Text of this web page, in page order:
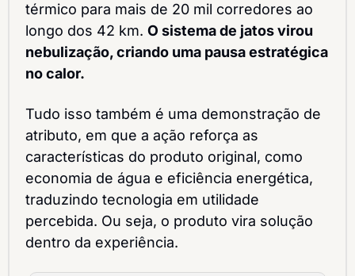
térmico para mais de 20 mil corredores ao
longo dos 42 km. O sistema de jatos virou
nebulização, criando uma pausa estratégica
no calor.
Tudo isso também é uma demonstração de
atributo, em que a ação reforça as
características do produto original, como
economia de água e eficiência energética,
traduzindo tecnologia em utilidade
percebida. Ou seja, o produto vira solução
dentro da experiência.